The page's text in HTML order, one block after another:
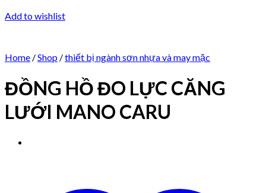
Add to wishlist
Home /Shop /thiết bị ngành sơn nhựa và may mặc
ĐỒNG HỒ ĐO LỰC CĂNG
LƯỚI MANO CARU